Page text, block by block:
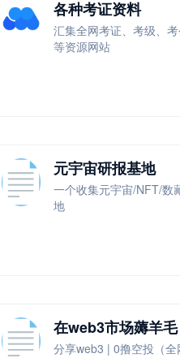
各种考证资料
汇集全网考证、考级、
等资源网站
元宇宙研报基地
一个收集元宇宙/NFT/数
地
在web3市场薅羊毛
分享web3 | 0撸空投（全